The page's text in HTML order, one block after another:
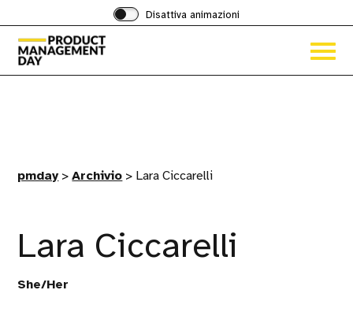
Disattiva animazioni
Accedi
menu
pmday >Archivio > Lara Ciccarelli
Lara Ciccarelli
She/Her